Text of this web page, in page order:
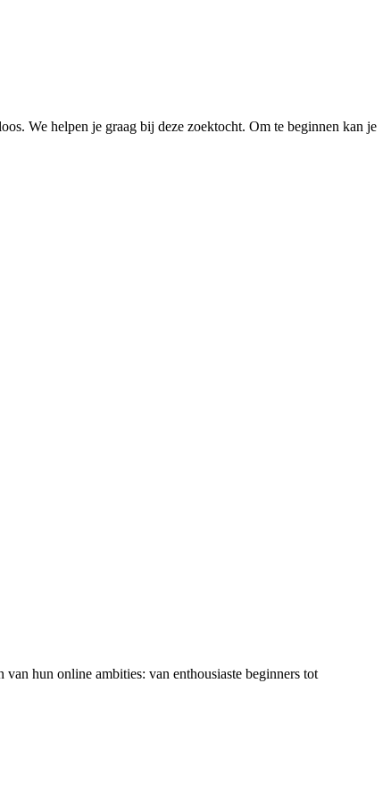
We helpen je graag bij deze zoektocht. Om te beginnen kan je
hun online ambities: van enthousiaste beginners tot